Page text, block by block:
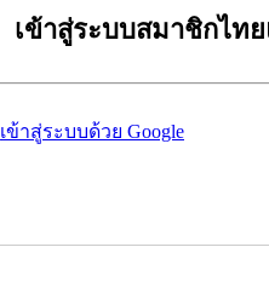
เข้าสู่ระบบสมาชิกไท
เข้าสู่ระบบด้วย Google